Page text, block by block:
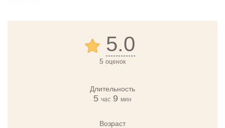
5.0
5 оценок
Длительность
5 час 9 мин
Возраст